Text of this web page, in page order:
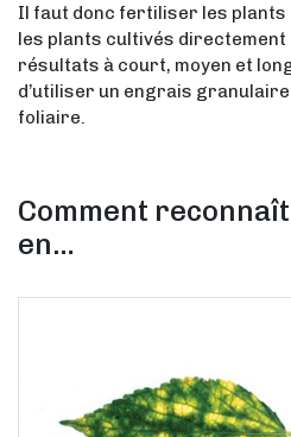
Il faut donc fertiliser les plants
les plants cultivés
résultats à court, moyen et
d’utiliser un engrais
foliaire.
Comment
en…